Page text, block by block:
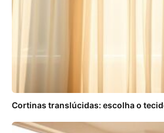
Cortinas translúcidas: escolha o